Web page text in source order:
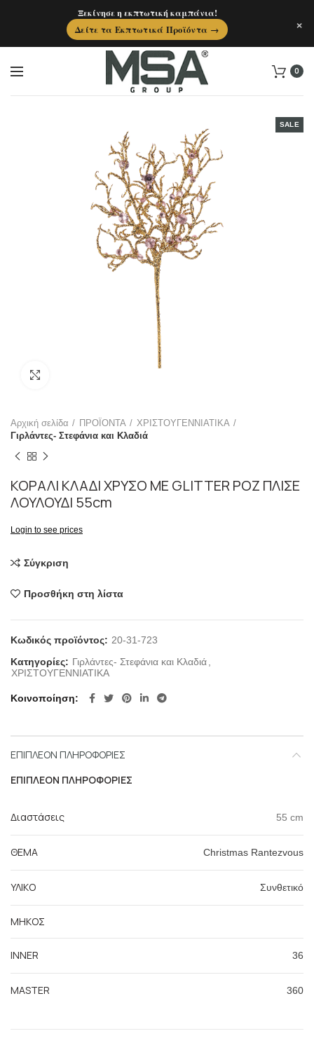
0
SALE
Αρχική σελίδα ΠΡΟΪΟΝΤΑ
ΧΡΙΣΤΟΥΓΕΝΝΙΑΤΙΚΑ
Γιρλάντες- Στεφάνια και Κλαδιά
ΚΟΡΑΛΙ ΚΛΑΔΙ ΧΡΥΣΟ ΜΕ GLITTER ΡΟΖ ΠΛΙΣΕ
ΛΟΥΛΟΥΔΙ 55cm
Login to see prices
Σύγκριση
Προσθήκη στη λίστα
Κωδικός προϊόντος: 20-31-723
Κατηγορίες: Γιρλάντες- Στεφάνια και Κλαδιά
ΧΡΙΣΤΟΥΓΕΝΝΙΑΤΙΚΑ
Κοινοποίηση
ΕΠΙΠΛΈΟΝ ΠΛΗΡΟΦΟΡΊΕΣ
ΕΠΙΠΛΈΟΝ ΠΛΗΡΟΦΟΡΊΕΣ
Διαστάσεις 55 cm
ΘΕΜΑ Christmas Rantezvous
ΥΛΙΚΟ Συνθετικό
ΜΗΚΟΣ
INNER 36
MASTER 360
Ξεκίνησε η εκπτωτική καμπάνια!
Δείτε τα Εκπτωτικά Προϊόντα →
×